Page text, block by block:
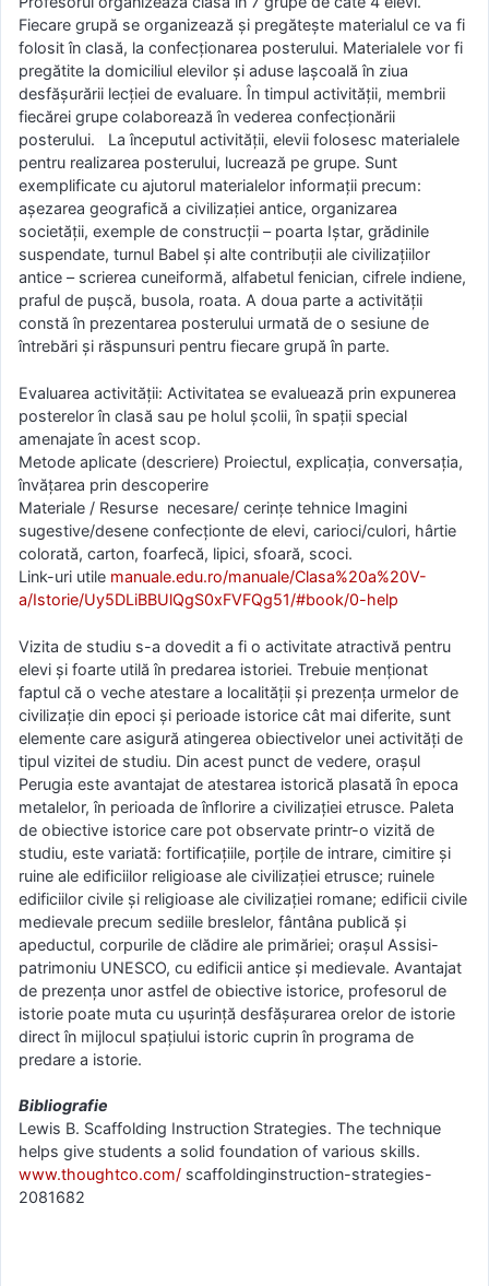
Fiecare grupă se organizează și pregătește materialul ce va fi
folosit în clasă, la confecționarea posterului. Materialele vor fi
pregătite la domiciliul elevilor și aduse lașcoală în ziua
desfășurării lecției de evaluare. În timpul activității, membrii
fiecărei grupe colaborează în vederea confecționării
posterului. La începutul activității, elevii folosesc materialele
pentru realizarea posterului, lucrează pe grupe. Sunt
exemplificate cu ajutorul materialelor informații precum:
așezarea geografică a civilizației antice, organizarea
societății, exemple de construcții – poarta Iștar, grădinile
suspendate, turnul Babel și alte contribuții ale civilizațiilor
antice – scrierea cuneiformă, alfabetul fenician, cifrele indiene,
praful de pușcă, busola, roata. A doua parte a activității
constă în prezentarea posterului urmată de o sesiune de
întrebări și răspunsuri pentru fiecare grupă în parte.
Evaluarea activității: Activitatea se evaluează prin expunerea
posterelor în clasă sau pe holul școlii, în spații special
amenajate în acest scop.
Metode aplicate (descriere) Proiectul, explicaţia, conversaţia,
învăţarea prin descoperire
Materiale / Resurse necesare/ cerințe tehnice Imagini
sugestive/desene confecționte de elevi, carioci/culori, hârtie
colorată, carton, foarfecă, lipici, sfoară, scoci.
Link-uri utile manuale.edu.ro/manuale/Clasa%20a%20V-
a/Istorie/Uy5DLiBBUlQgS0xFVFQg51/#book/0-help
Vizita de studiu s-a dovedit a fi o activitate atractivă pentru
elevi și foarte utilă în predarea istoriei. Trebuie menționat
faptul că o veche atestare a localității și prezența urmelor de
civilizație din epoci și perioade istorice cât mai diferite, sunt
elemente care asigură atingerea obiectivelor unei activități de
tipul vizitei de studiu. Din acest punct de vedere, orașul
Perugia este avantajat de atestarea istorică plasată în epoca
metalelor, în perioada de înflorire a civilizației etrusce. Paleta
de obiective istorice care pot observate printr-o vizită de
studiu, este variată: fortificațiile, porțile de intrare, cimitire și
ruine ale edificiilor religioase ale civilizației etrusce; ruinele
edificiilor civile și religioase ale civilizației romane; edificii civile
medievale precum sediile breslelor, fântâna publică și
apeductul, corpurile de clădire ale primăriei; orașul Assisi-
patrimoniu UNESCO, cu edificii antice și medievale. Avantajat
de prezența unor astfel de obiective istorice, profesorul de
istorie poate muta cu ușurință desfășurarea orelor de istorie
direct în mijlocul spațiului istoric cuprin în programa de
predare a istorie.
Bibliografie
Lewis B. Scaffolding Instruction Strategies. The technique
helps give students a solid foundation of various skills.
www.thoughtco.com/ scaffoldinginstruction-strategies-
2081682